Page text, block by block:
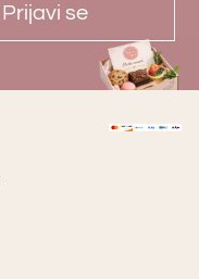
Prijavi se